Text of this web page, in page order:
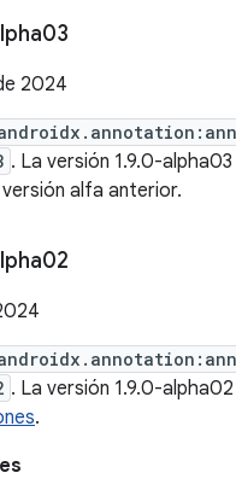
2024
. La versión 1.9.0-alpha03
alfa anterior.
. La versión 1.9.0-
.